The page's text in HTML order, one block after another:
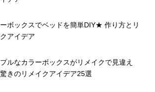
ボックスでベッドを簡単DIY★ 作り方とリ
アイデア
ルなカラーボックスがリメイクで見違え
きのリメイクアイデア25選